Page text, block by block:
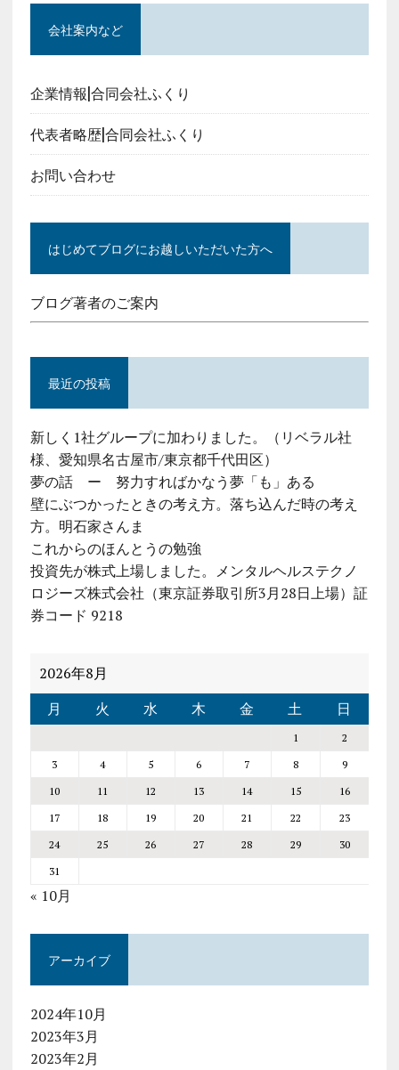
会社案内など
企業情報|合同会社ふくり
代表者略歴|合同会社ふくり
お問い合わせ
はじめてブログにお越しいただいた方へ
ブログ著者のご案内
最近の投稿
新しく1社グループに加わりました。（リベラル社
様、愛知県名古屋市/東京都千代田区）
夢の話 ー 努力すればかなう夢「も」ある
壁にぶつかったときの考え方。落ち込んだ時の考え
方。明石家さんま
これからのほんとうの勉強
投資先が株式上場しました。メンタルヘルステクノ
ロジーズ株式会社（東京証券取引所3月28日上場）証
券コード 9218
2026年8月
月
火 水 木 金 土 日
1
2
3
4 5 6 7 8
9
10
11 12 13 14 15
16
17
18 19 20 21 22
23
24
25 26 27 28 29
30
31
« 10月
アーカイブ
2024年10月
2023年3月
2023年2月